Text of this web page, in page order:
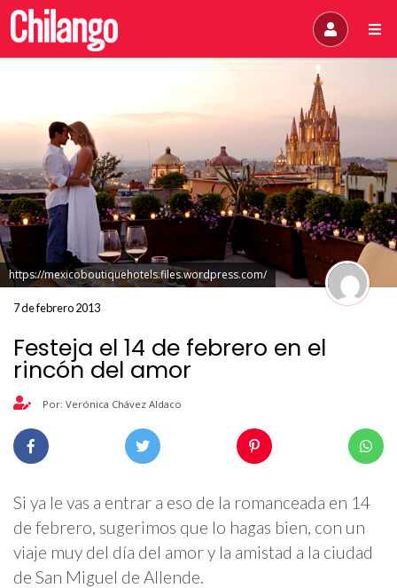
https://mexicoboutiquehotels.files.wordpress.com/
7 de febrero 2013
Festeja el 14 de febrero en el
rincón del amor
Por: Verónica Chávez Aldaco
Si ya le vas a entrar a eso de la romanceada en 14
de febrero, sugerimos que lo hagas bien, con un
viaje muy del día del amor y la amistad a la ciudad
de San Miguel de Allende.